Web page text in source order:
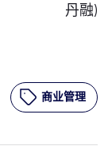
丹融)
商业管理